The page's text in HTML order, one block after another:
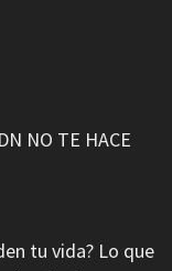
NO TE HACE
tu vida? Lo que